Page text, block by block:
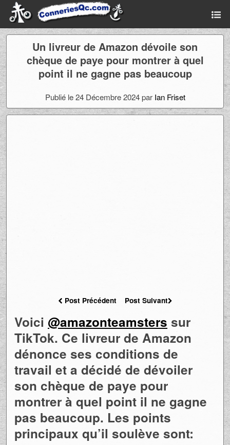
Un livreur de Amazon dévoile son
chèque de paye pour montrer à quel
point il ne gagne pas beaucoup
Publié le 24 Décembre 2024 par Ian Friset
Post Précédent Post Suivant
Voici @amazonteamsters sur
TikTok. Ce livreur de Amazon
dénonce ses conditions de
travail et a décidé de dévoiler
son chèque de paye pour
montrer à quel point il ne gagne
pas beaucoup. Les points
principaux qu’il soulève sont: